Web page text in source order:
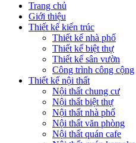
Trang chủ
Giới thiệu
Thiết kế kiến trúc
Thiết kế nhà phố
Thiết kế biệt thự
Thiết kế sân vườn
Công trình công cộng
Thiết kế nội thất
Nội thất chung cư
Nội thất biệt thự
Nội thất nhà phố
Nội thất văn phòng
Nội thất quán cafe